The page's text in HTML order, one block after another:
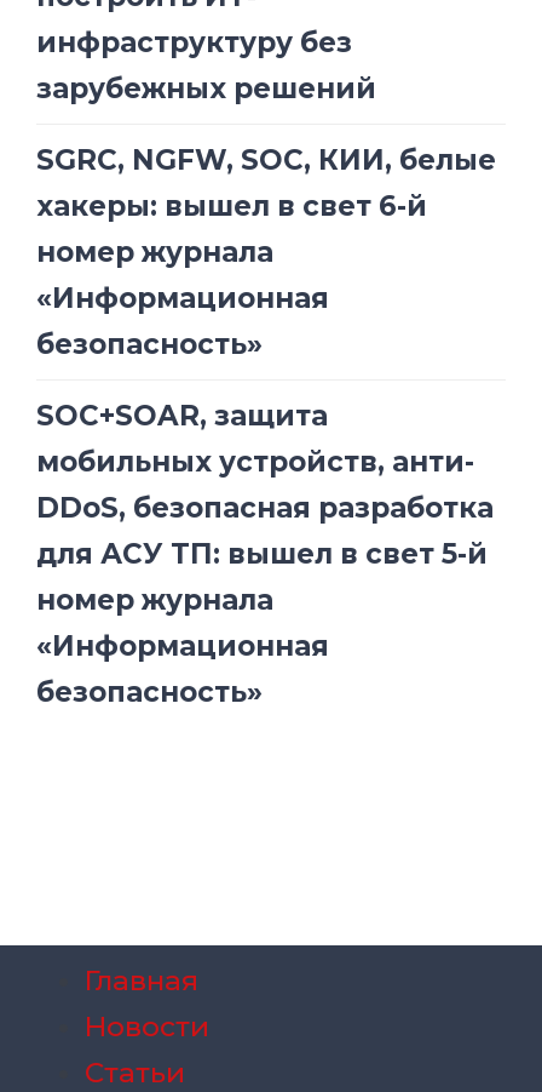
инфраструктуру без
зарубежных решений
SGRC, NGFW, SOC, КИИ, белые
хакеры: вышел в свет 6-й
номер журнала
«Информационная
безопасность»
SOC+SOAR, защита
мобильных устройств, анти-
DDoS, безопасная разработка
для АСУ ТП: вышел в свет 5-й
номер журнала
«Информационная
безопасность»
Главная
Новости
Статьи